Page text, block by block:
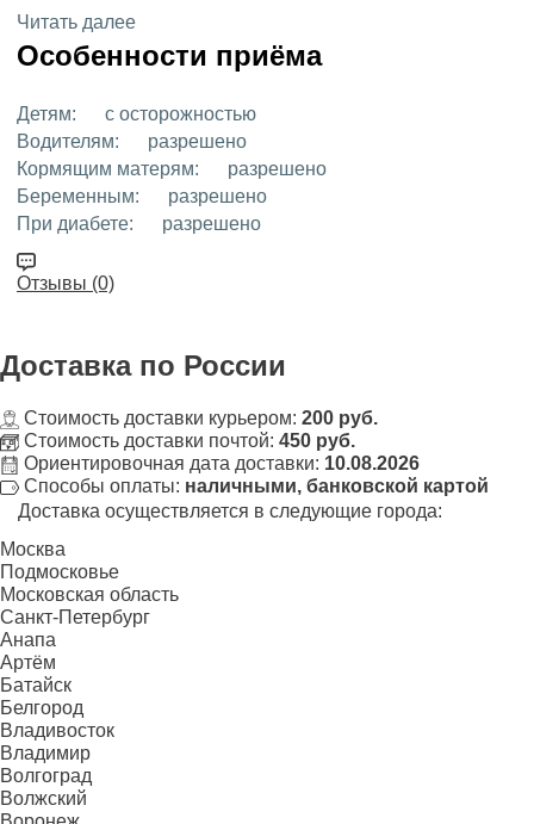
Читать далее
Особенности приёма
Детям:
с осторожностью
Водителям:
разрешено
Кормящим матерям:
разрешено
Беременным:
разрешено
При диабете:
разрешено
Отзывы (0)
Доставка по России
Стоимость доставки курьером: 200 руб.
Стоимость доставки почтой: 450 руб.
Ориентировочная дата доставки: 10.08.2026
Способы оплаты: наличными, банковской картой
Доставка осуществляется в следующие города:
Москва
Подмосковье
Московская область
Санкт-Петербург
Анапа
Артём
Батайск
Белгород
Владивосток
Владимир
Волгоград
Волжский